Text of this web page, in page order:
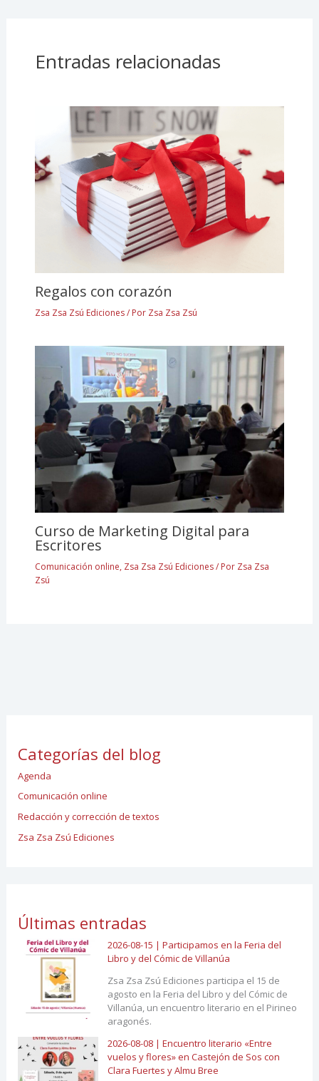
Entradas relacionadas
Regalos con corazón
Zsa Zsa Zsú Ediciones/ Por Zsa Zsa Zsú
Curso de Marketing Digital para
Escritores
Comunicación online, Zsa Zsa Zsú Ediciones/ Por Zsa Zsa
Zsú
Categorías del blog
Agenda
Comunicación online
Redacción y corrección de textos
Zsa Zsa Zsú Ediciones
Últimas entradas
2026-08-15 | Participamos en la Feria del
Libro y del Cómic de Villanúa
Zsa Zsa Zsú Ediciones participa el 15 de
agosto en la Feria del Libro y del Cómic de
Villanúa, un encuentro literario en el Pirineo
aragonés.
2026-08-08 | Encuentro literario «Entre
vuelos y flores» en Castejón de Sos con
Clara Fuertes y Almu Bree